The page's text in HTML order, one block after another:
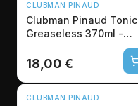
CLUBMAN PINAUD
Clubman Pinaud Tonic
Greaseless 370ml -
Tonique Capillaire Pro
18,00 €
CLUBMAN PINAUD